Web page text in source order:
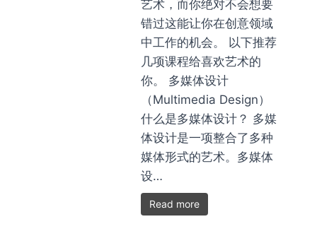
艺术，而你绝对不会想要
错过这能让你在创意领域
中工作的机会。 以下推荐
几项课程给喜欢艺术的
你。 多媒体设计
（Multimedia Design）
什么是多媒体设计？ 多媒
体设计是一项整合了多种
媒体形式的艺术。多媒体
设…
Read more